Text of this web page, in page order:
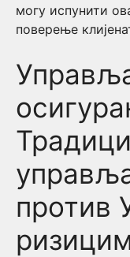
могу испунити
поверење
против